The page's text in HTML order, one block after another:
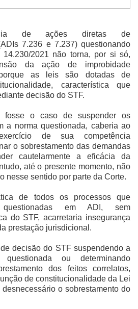
de ações diretas de
7.236 e 7.237) questionando
2021 não torna, por si só,
da ação de improbidade
as leis são dotadas de
característica que
decisão do STF.
fosse o caso de suspender os
a norma questionada, caberia ao
de sua competência
o sobrestamento das demandas
cautelarmente a eficácia da
até o presente momento, não
nesse sentido por parte da Corte.
de todos os processos que
questionadas em ADI, sem
do STF, acarretaria insegurança
prestação jurisdicional.
decisão do STF suspendendo a
ou determinando
dos feitos correlatos,
de constitucionalidade da Lei
desnecessário o sobrestamento do